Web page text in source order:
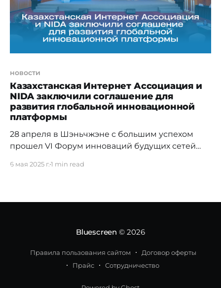
новости
Казахстанская Интернет Ассоциация и
NIDA заключили соглашение для
развития глобальной инновационной
платформы
28 апреля в Шэньчжэне с большим успехом
прошел VI Форум инноваций будущих сетей
представителей более 20 международных
подписание стратегического соглашения
6 мая 2025 г.1 min read
Bluescreen © 2026
Правила пользования сайтом
Договор оферты
Прайс
Сотрудничество